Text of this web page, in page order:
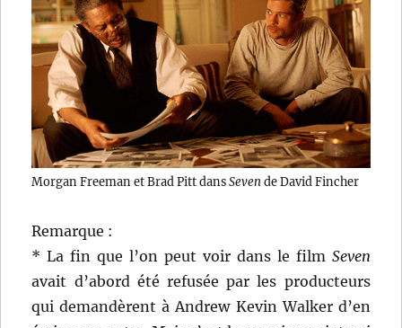
Morgan Freeman et Brad Pitt dansSeven de David Fincher
Remarque :
* La fin que l’on peut voir dans le film Seven
avait d’abord été refusée par les producteurs
qui demandèrent à Andrew Kevin Walker d’en